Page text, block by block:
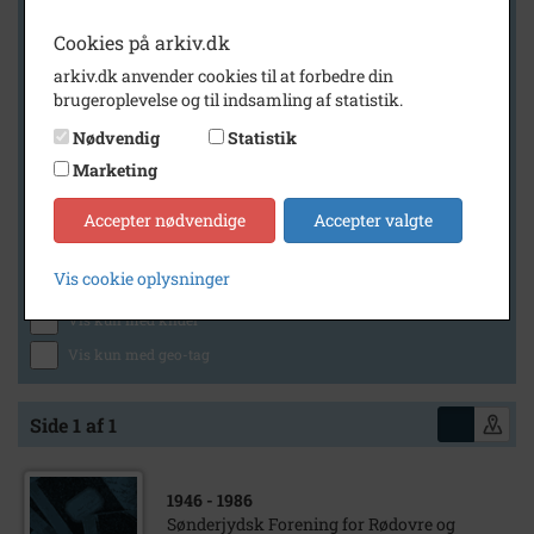
Geografi
Generelt
Vis kun med billeder
Vis kun med lydklip
Vis kun med kilder
Vis kun med geo-tag
Side 1 af 1
1946 - 1986
Sønderjydsk Forening for Rødovre og
Cookies på arkiv.dk
arkiv.dk anvender cookies til at forbedre din
brugeroplevelse og til indsamling af statistik.
Nødvendig
Statistik
Marketing
Accepter nødvendige Accepter valgte
Vis cookie oplysninger